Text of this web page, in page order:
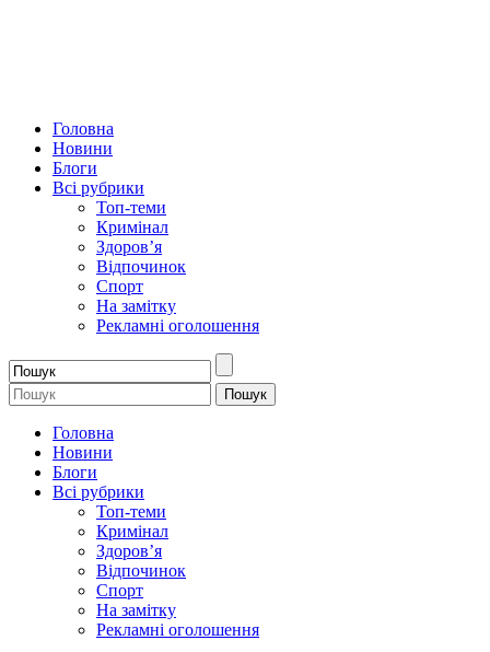
Головна
Новини
Блоги
Всі рубрики
Топ-теми
Кримінал
Здоров’я
Відпочинок
Спорт
На замітку
Рекламні оголошення
Головна
Новини
Блоги
Всі рубрики
Топ-теми
Кримінал
Здоров’я
Відпочинок
Спорт
На замітку
Рекламні оголошення